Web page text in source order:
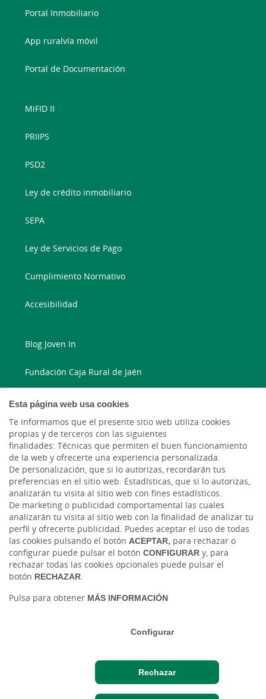
Esta página web usa cookies
Te informamos que el presente sitio web utiliza cookies
propias y de terceros con las siguientes
finalidades: Técnicas que permiten el buen funcionamiento
de la web y ofrecerte una experiencia personalizada.
De personalización, que si lo autorizas, recordarán tus
preferencias en el sitio web. Estadísticas, que si lo autorizas,
analizarán tu visita al sitio web con fines estadísticos.
De marketing o publicidad comportamental las cuales
analizarán tu visita al sitio web con la finalidad de analizar tu
perfil y ofrecerte publicidad. Puedes aceptar el uso de todas
las cookies pulsando el botón ACEPTAR, para rechazar o
configurar puede pulsar el botón CONFIGURAR y, para
rechazar todas las cookies opcionales puede pulsar el
botón RECHAZAR.
Pulsa para obtener MÁS INFORMACIÓN
Configurar
Rechazar
Portal Inmobiliario
App ruralvía móvil
Portal de Documentación
MiFID II
PRIIPS
PSD2
Ley de crédito inmobiliario
SEPA
Ley de Servicios de Pago
Cumplimiento Normativo
Accesibilidad
Blog Joven In
Fundación Caja Rural de Jaén
Blog Ruralvía
LinkedIn
Instagram
Facebook
Blog Caja Rural Jaén
Protección de datos